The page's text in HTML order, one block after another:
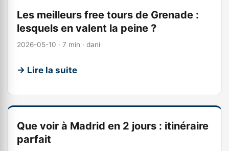
Les meilleurs free tours de Grenade :
lesquels en valent la peine ?
2026-05-10 · 7 min · dani
→ Lire la suite
Que voir à Madrid en 2 jours : itinéraire
parfait